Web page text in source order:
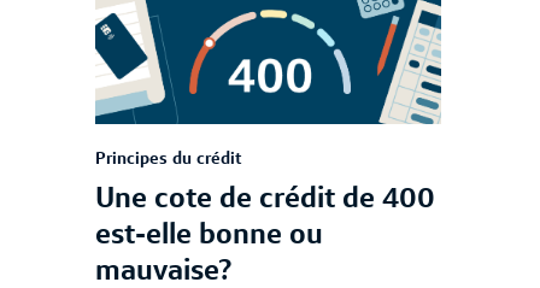
Principes du crédit
Une cote de crédit de 400
est-elle bonne ou
mauvaise?